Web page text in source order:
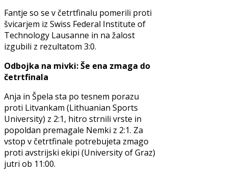
Fantje so se v četrtfinalu pomerili proti
švicarjem iz Swiss Federal Institute of
Technology Lausanne in na žalost
izgubili z rezultatom 3:0.
Odbojka na mivki: Še ena zmaga do
četrtfinala
Anja in Špela sta po tesnem porazu
proti Litvankam (Lithuanian Sports
University) z 2:1, hitro strnili vrste in
popoldan premagale Nemki z 2:1. Za
vstop v četrtfinale potrebujeta zmago
proti avstrijski ekipi (University of Graz)
jutri ob 11:00.